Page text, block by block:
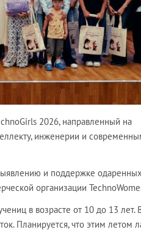
2026, направленный на
инженерии и
и поддержке
организации
в возрасте от 10 до 13 лет.
Планируется, что этим летом